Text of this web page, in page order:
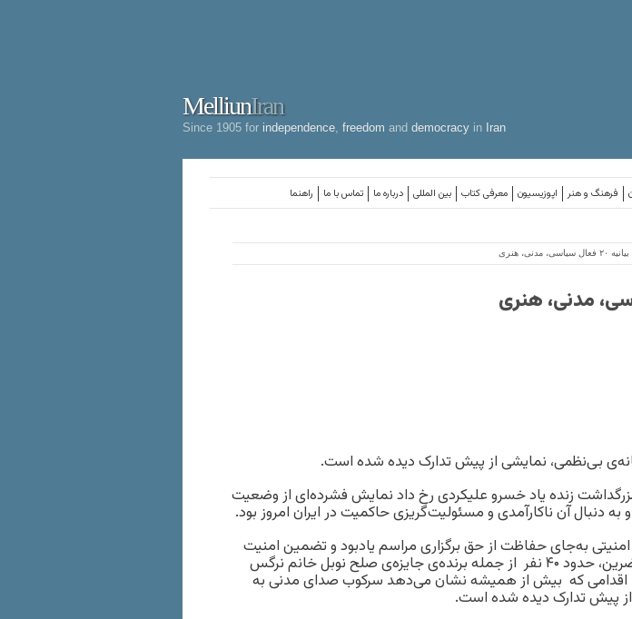
MelliunIran
Since 1905 for independence freedom and democracy in Iran
راهنما تماس با ما درباره ما بین المللی معرفی کتاب اپوزیسیون فرهنگ و هنر
۲۰ فعال سیاسی، مدنی، هنری
بی‌نظمی، نمایشی از پیش تدارک دیده شده است.
زنده یاد خسرو علیکردی رخ داد نمایش فشرده‌ای از وضعیت
به دنبال آن ناکارآمدی و مسئولیت‌گریزی حاکمیت در ایران امروز بود.
به‌جای حفاظت از حق برگزاری مراسم یادبود و تضمین امنیت
شهروندان، با حمله به حاضرین، حدود ۴۰ نفر از جمله برنده‌ی جایزه‌ی صلح نوبل خانم نرگس
اقدامی که بیش از همیشه نشان می‌دهد سرکوب صدای مدنی به
پیش تدارک دیده شده است.